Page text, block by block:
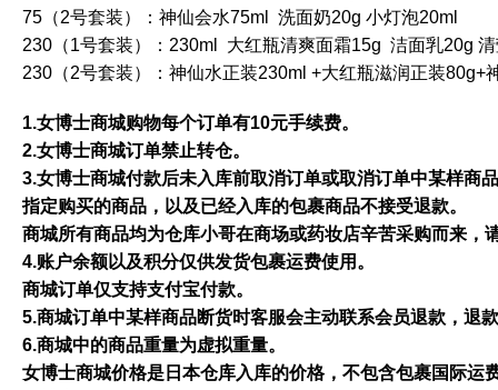
75（2号套装）：神仙会水75ml 洗面奶20g 小灯泡20ml
230（1号套装）：230ml 大红瓶清爽面霜15g 洁面乳20g
230（2号套装）：神仙水正装230ml +大红瓶滋润正装
1.女博士商城购物每个订单有10元手续费。
2.女博士商城订单禁止转仓。
3.女博士商城付款后未入库前取消订单或取消订单中某样商
指定购买的商品，以及已经入库的包裹商品不接受退款。
商城所有商品均为仓库小哥在商场或药妆店辛苦采购而来，
4.账户余额以及积分仅供发货包裹运费使用。
商城订单仅支持支付宝付款。
5.商城订单中某样商品断货时客服会主动联系会员退款，退
6.商城中的商品重量为虚拟重量。
女博士商城价格是日本仓库入库的价格，不包含包裹国际